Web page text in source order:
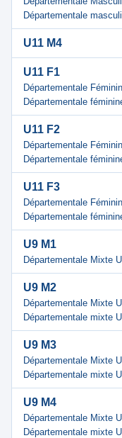
Départementale
U11 M4
U11 F1
Départementale
Départementale
U11 F2
Départementale
Départementale
U11 F3
Départementale
Départementale
U9 M1
Départementale Mixte
U9 M2
Départementale Mixte
Départementale mixte
U9 M3
Départementale Mixte
Départementale mixte
U9 M4
Départementale Mixte
Départementale mixte